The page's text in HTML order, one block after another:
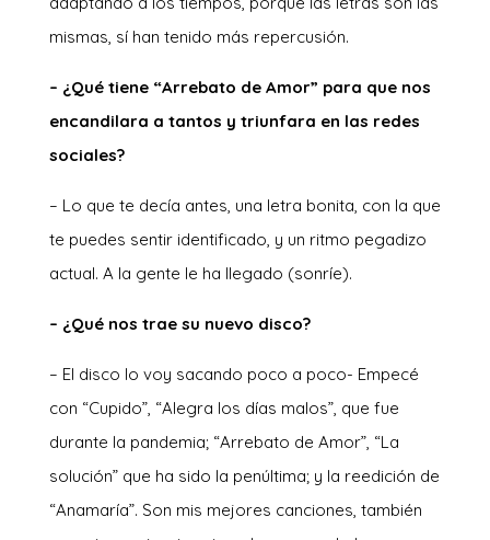
mismas, sí han tenido más repercusión.
– ¿Qué tiene “Arrebato de Amor” para que nos
encandilara a tantos y triunfara en las redes
sociales?
– Lo que te decía antes, una letra bonita, con la que
te puedes sentir identificado, y un ritmo pegadizo
actual. A la gente le ha llegado (sonríe).
– ¿Qué nos trae su nuevo disco?
– El disco lo voy sacando poco a poco- Empecé
con “Cupido”, “Alegra los días malos”, que fue
durante la pandemia; “Arrebato de Amor”, “La
solución” que ha sido la penúltima; y la reedición de
“Anamaría”. Son mis mejores canciones, también